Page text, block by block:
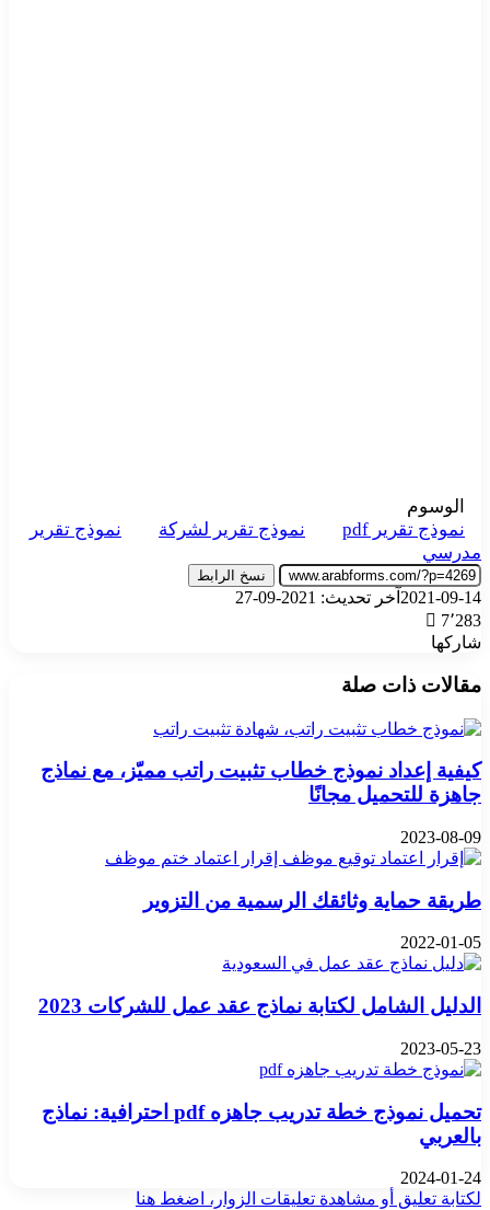
الوسوم
نموذج تقرير pdf
نموذج تقرير لشركة
نموذج تقرير
مدرسي
نسخ الرابط
2021-09-14 آخر تحديث: 2021-09-27
7٬283
شاركها
مقالات ذات صلة
كيفية إعداد نموذج خطاب تثبيت راتب مميّز، مع نماذج
جاهزة للتحميل مجانًا
2023-08-09
طريقة حماية وثائقك الرسمية من التزوير
2022-01-05
الدليل الشامل لكتابة نماذج عقد عمل للشركات 2023
2023-05-23
تحميل نموذج خطة تدريب جاهزه pdf احترافية: نماذج
بالعربي
2024-01-24
لكتابة تعليق أو مشاهدة تعليقات الزوار، اضغط هنا